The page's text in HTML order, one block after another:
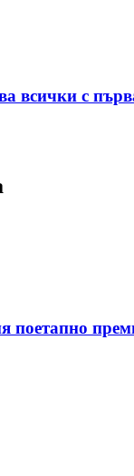
всички с
поетапно